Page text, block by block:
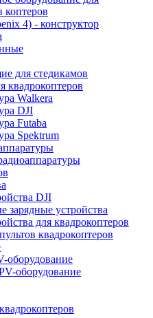
коптеров
4) - конструктор
для стедикамов
квадрокоптеров
Walkera
DJI
Futaba
Spektrum
DJI
зарядные устройства
для квадрокоптеров
квадрокоптеров
оборудование
оборудование